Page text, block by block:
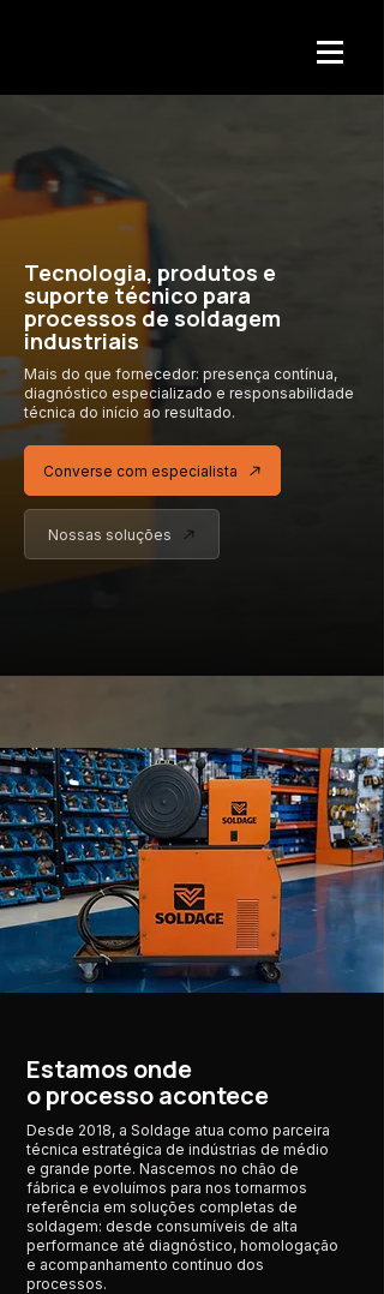
Tecnologia, produtos e
suporte técnico para
processos de soldagem
industriais
Mais do que fornecedor: presença contínua,
diagnóstico especializado e responsabilidade
técnica do início ao resultado.
Converse com especialista
Nossas soluções
Estamos onde
o processo acontece
Desde 2018, a Soldage atua como parceira
técnica estratégica de indústrias de médio
e grande porte. Nascemos no chão de
fábrica e evoluímos para nos tornarmos
referência em soluções completas de
soldagem: desde consumíveis de alta
performance até diagnóstico, homologação
e acompanhamento contínuo dos
processos.